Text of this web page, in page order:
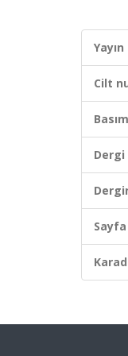
Cilt
Dergi
Sayfa